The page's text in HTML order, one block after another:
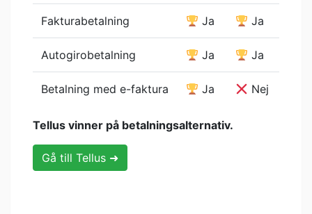
Fakturabetalning Ja Ja
Autogirobetalning Ja Ja
Betalning med e-faktura Ja Nej
Tellus vinner på betalningsalternativ.
Gå till Tellus ➜